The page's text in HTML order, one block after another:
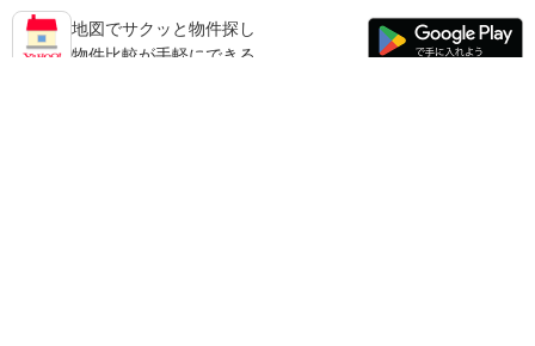
地図でサクッと物件探し
物件比較が手軽にできる